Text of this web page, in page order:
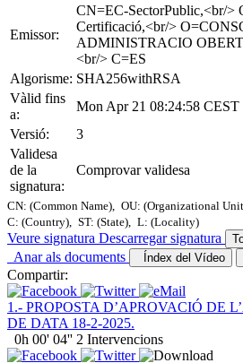
Emissor:
CN=EC-SectorPublic,<br/>
Certificació,<br/>
ADMINISTRACIO
<br/> C=ES
Algorisme: SHA256withRSA
Vàlid fins
a:
Mon Apr 21 08:24:58 CEST
Versió:
3
Validesa
de la
signatura:
Comprovar validesa
CN: (Common Name), OU: (Organizational
C: (Country), ST: (State), L: (Locality)
Veure signatura Descarregar signatura
Anar als documents Índex del Vídeo
Compartir:
1.- PROPOSTA D’APROVACIÓ DE
DE DATA 18-2-2025.
0h 00' 04'' 2 Intervencions